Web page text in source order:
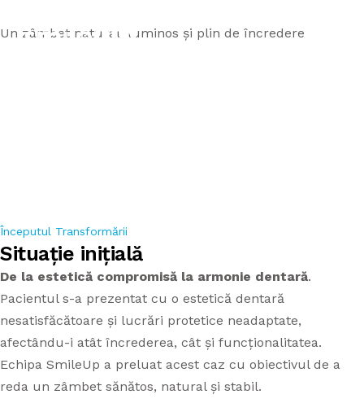
SERVICII
DANTURĂ FIXĂ PE IMPLANTURI
CHIRURGIE/IMPLANTOLOGIE
ESTETICĂ DENTARĂ
ENDODONȚIE
ECHIPA
PREȚURI APARATE
APARATE DENTARE
APARAT DENTAR SAFIR
APARAT DENTAR DAMON
APARAT DENTAR COPII
APARAT DENTAR INVIZIBIL
Un zâmbet natural, luminos și plin de încredere
Începutul Transformării
Situație inițială
De la estetică compromisă la armonie dentară.
Pacientul s-a prezentat cu o estetică dentară
nesatisfăcătoare și lucrări protetice neadaptate,
afectându-i atât încrederea, cât și funcționalitatea.
Echipa SmileUp a preluat acest caz cu obiectivul de a
reda un zâmbet sănătos, natural și stabil.